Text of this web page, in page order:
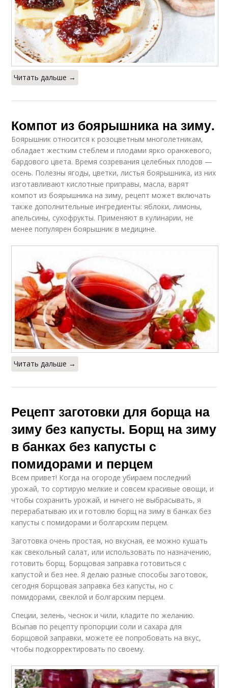
Читать дальше →
Компот из боярышника на зиму.
Боярышник относится к розоцветным многолетникам,
обладает жестким стеблем и плодами ярко оранжевого,
бардового цвета. Время созревания целебных плодов —
осень. Полезны ягоды, цветки, листья боярышника, из них
изготавливают кислотные приправы, масла, варят
компот из боярышника на зиму, рецепт может включать
также дополнительные ингредиенты: яблоки, лимоны,
апельсины, сухофрукты. Применяют в кулинарии, не
менее популярен боярышник в медицине.
Читать дальше →
Рецепт заготовки для борща на
зиму без капусты. Борщ на зиму
в банках без капусты с
помидорами и перцем
Всем привет! Когда на огороде убираем последний
урожай, то сортирую мелкие и совсем красивые овощи, и
чтобы сохранить урожай, и ничего не выбрасывать, я
перерабатываю их и готовлю борщ на зиму в банках без
капусты с помидорами и болгарским перцем.
Заготовка очень простая, но вкусная, ее можно кушать
как свекольный салат, или использовать по назначению,
готовить борщ. Борщовая заправка готовиться с
капустой и без нее. Я делаю разные способы заготовок,
сегодня борщовая заправка без капусты, но с
помидорами, свеклой и болгарским перцем.
Специи, зелень, чеснок и чили, кладите по желанию.
Всыпав по рецепту пропорции соли и сахара для
борщовой заправки, можете ее попробовать на вкус,
чтобы подкорректировать по своему.